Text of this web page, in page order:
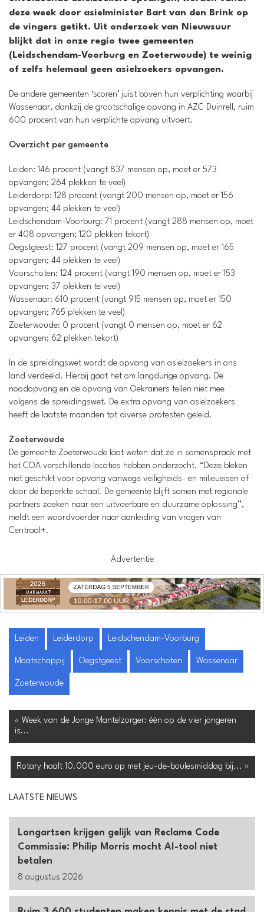
deze week door asielminister Bart van den Brink op
de vingers getikt. Uit onderzoek van Nieuwsuur
blijkt dat in onze regio twee gemeenten
(Leidschendam-Voorburg en Zoeterwoude) te weinig
of zelfs helemaal geen asielzoekers opvangen.
De andere gemeenten ‘scoren’ juist boven hun verplichting waarbij
Wassenaar, dankzij de grootschalige opvang in AZC Duinrell, ruim
600 procent van hun verplichte opvang uitvoert.
Overzicht per gemeente
Leiden: 146 procent (vangt 837 mensen op, moet er 573
opvangen; 264 plekken te veel)
Leiderdorp: 128 procent (vangt 200 mensen op, moet er 156
opvangen; 44 plekken te veel)
Leidschendam-Voorburg: 71 procent (vangt 288 mensen op, moet
er 408 opvangen; 120 plekken tekort)
Oegstgeest: 127 procent (vangt 209 mensen op, moet er 165
opvangen; 44 plekken te veel)
Voorschoten: 124 procent (vangt 190 mensen op, moet er 153
opvangen; 37 plekken te veel)
Wassenaar: 610 procent (vangt 915 mensen op, moet er 150
opvangen; 765 plekken te veel)
Zoeterwoude: 0 procent (vangt 0 mensen op, moet er 62
opvangen; 62 plekken tekort)
In de spreidingswet wordt de opvang van asielzoekers in ons
land verdeeld. Hierbij gaat het om langdurige opvang. De
noodopvang en de opvang van Oekraïners tellen niet mee
volgens de spreidingswet. De extra opvang van asielzoekers
heeft de laatste maanden tot diverse protesten geleid.
Zoeterwoude
De gemeente Zoeterwoude laat weten dat ze in samenspraak met
het COA verschillende locaties hebben onderzocht. “Deze bleken
niet geschikt voor opvang vanwege veiligheids- en milieueisen of
door de beperkte schaal. De gemeente blijft samen met regionale
partners zoeken naar een uitvoerbare en duurzame oplossing”,
meldt een woordvoerder naar aanleiding van vragen van
Centraal+.
Advertentie
Leiden Leiderdorp Leidschendam-Voorburg
Maatschappij Oegstgeest Voorschoten Wassenaar
Zoeterwoude
« Week van de Jonge Mantelzorger: één op de vier jongeren
is...
Rotary haalt 10.000 euro op met jeu-de-boulesmiddag bij... »
LAATSTE NIEUWS
Longartsen krijgen gelijk van Reclame Code
Commissie: Philip Morris mocht AI-tool niet
betalen
8 augustus 2026